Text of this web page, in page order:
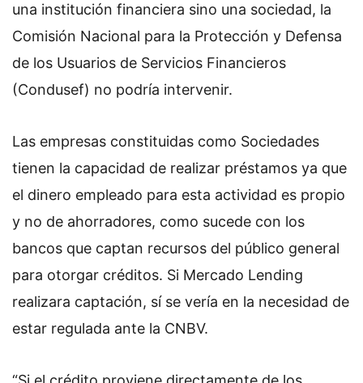
una institución financiera sino una sociedad, la
Comisión Nacional para la Protección y Defensa
de los Usuarios de Servicios Financieros
(Condusef) no podría intervenir.
Las empresas constituidas como Sociedades
tienen la capacidad de realizar préstamos ya que
el dinero empleado para esta actividad es propio
y no de ahorradores, como sucede con los
bancos que captan recursos del público general
para otorgar créditos. Si Mercado Lending
realizara captación, sí se vería en la necesidad de
estar regulada ante la CNBV.